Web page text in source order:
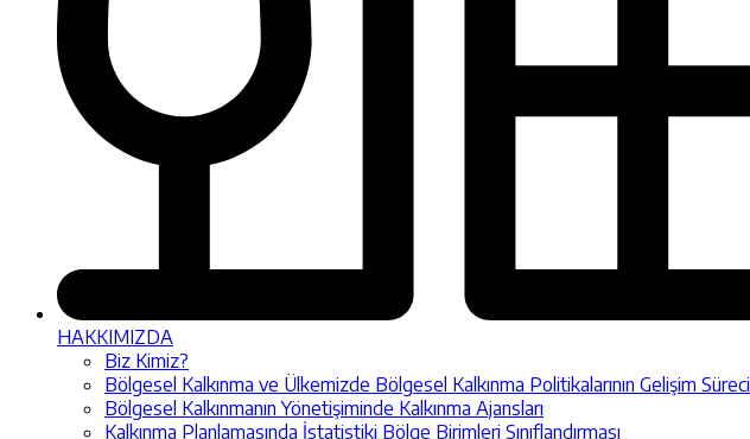
HAKKIMIZDA
Biz Kimiz?
Bölgesel Kalkınma ve Ülkemizde Bölgesel Kalkınma Politikalarının Gelişim Süreci
Bölgesel Kalkınmanın Yönetişiminde Kalkınma Ajansları
Kalkınma Planlamasında İstatistiki Bölge Birimleri Sınıflandırması